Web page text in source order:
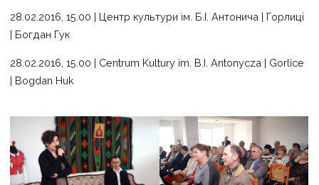
28.02.2016, 15.00 | Центр культури ім. Б.І. Антонича | Горлиці
| Богдан Гук
28.02.2016, 15.00 | Centrum Kultury im. B.I. Antonycza | Gorlice
| Bogdan Huk